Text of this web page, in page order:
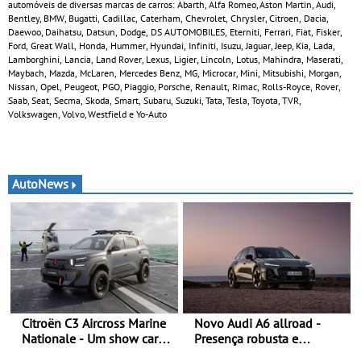
automóveis de diversas marcas de carros: Abarth, Alfa Romeo, Aston Martin, Audi,
Bentley, BMW, Bugatti, Cadillac, Caterham, Chevrolet, Chrysler, Citroen, Dacia,
Daewoo, Daihatsu, Datsun, Dodge, DS AUTOMOBILES, Eterniti, Ferrari, Fiat, Fisker,
Ford, Great Wall, Honda, Hummer, Hyundai, Infiniti, Isuzu, Jaguar, Jeep, Kia, Lada,
Lamborghini, Lancia, Land Rover, Lexus, Ligier, Lincoln, Lotus, Mahindra, Maserati,
Maybach, Mazda, McLaren, Mercedes Benz, MG, Microcar, Mini, Mitsubishi, Morgan,
Nissan, Opel, Peugeot, PGO, Piaggio, Porsche, Renault, Rimac, Rolls-Royce, Rover,
Saab, Seat, Secma, Skoda, Smart, Subaru, Suzuki, Tata, Tesla, Toyota, TVR,
Volkswagen, Volvo, Westfield e Yo-Auto
AutoNews
Citroën C3 Aircross Marine
Nationale - Um show car
Novo Audi A6 allroad -
Presença robusta e